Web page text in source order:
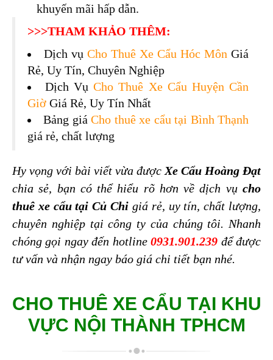
khuyến mãi hấp dẫn.
>>>THAM KHẢO THÊM:
Dịch vụ Cho Thuê Xe Cẩu Hóc Môn Giá
Rẻ, Uy Tín, Chuyên Nghiệp
Dịch VụCho Thuê Xe Cẩu Huyện Cần
Giờ Giá Rẻ, Uy Tín Nhất
Bảng giáCho thuê xe cẩu tại Bình Thạnh
giá rẻ, chất lượng
Hy vọng với bài viết vừa được Xe Cẩu Hoàng Đạt
chia sẻ, bạn có thể hiểu rõ hơn về dịch vụ cho
thuê xe cẩu tại Củ Chi giá rẻ, uy tín, chất lượng,
chuyên nghiệp tại công ty của chúng tôi. Nhanh
chóng gọi ngay đến hotline 0931.901.239 để được
tư vấn và nhận ngay báo giá chi tiết bạn nhé.
CHO THUÊ XE CẨU TẠI KHU
VỰC NỘI THÀNH TPHCM